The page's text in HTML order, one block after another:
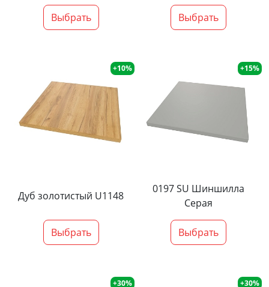
Выбрать Выбрать
+10%
Дуб золотистый U1148
Выбрать
+15%
0197 SU Шиншилла
Серая
Выбрать
+30% +30%